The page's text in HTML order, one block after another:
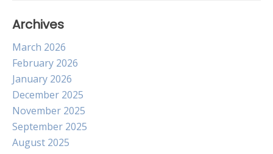
Archives
March 2026
February 2026
January 2026
December 2025
November 2025
September 2025
August 2025